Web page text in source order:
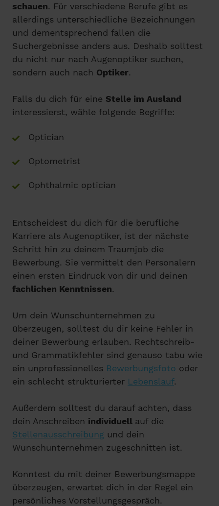
schauen. Für verschiedene Berufe gibt es
allerdings unterschiedliche Bezeichnungen
und dementsprechend fallen die
Suchergebnisse anders aus. Deshalb solltest
du nicht nur nach Augenoptiker suchen,
sondern auch nach Optiker.
Falls du dich für eine Stelle im Ausland
interessierst, wähle folgende Begriffe:
Optician
Optometrist
Ophthalmic optician
Entscheidest du dich für die berufliche
Karriere als Augenoptiker, ist der nächste
Schritt hin zu deinem Traumjob die
Bewerbung. Sie vermittelt den Personalern
einen ersten Eindruck von dir und deinen
fachlichen Kenntnissen.
Um dein Wunschunternehmen zu
überzeugen, solltest du dir keine Fehler in
deiner Bewerbung erlauben. Rechtschreib-
und Grammatikfehler sind genauso tabu wie
ein unprofessionelles Bewerbungsfoto oder
ein schlecht strukturierter Lebenslauf.
Außerdem solltest du darauf achten, dass
dein Anschreiben individuell auf die
Stellenausschreibung und dein
Wunschunternehmen zugeschnitten ist.
Konntest du mit deiner Bewerbungsmappe
überzeugen, erwartet dich in der Regel ein
persönliches Vorstellungsgespräch.